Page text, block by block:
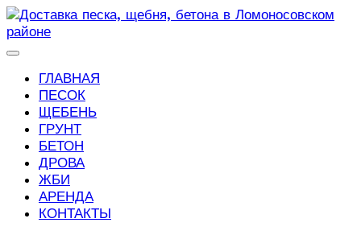
ГЛАВНАЯ
ПЕСОК
ЩЕБЕНЬ
ГРУНТ
БЕТОН
ДРОВА
ЖБИ
АРЕНДА
КОНТАКТЫ